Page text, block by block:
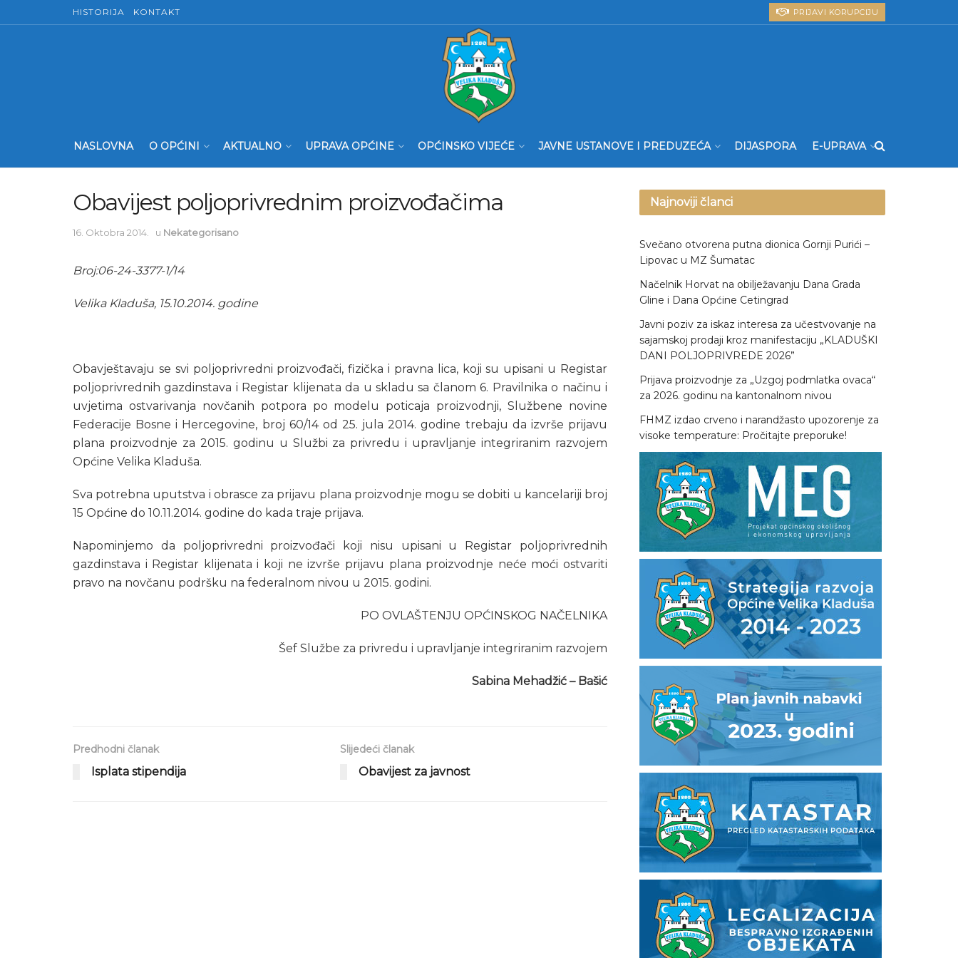
HISTORIJA KONTAKT PRIJAVI KORUPCIJU
NASLOVNA O OPĆINI AKTUALNO UPRAVA OPĆINE OPĆINSKO VIJEĆE JAVNE USTANOVE I PREDUZEĆA DIJASPORA E-UPRAVA
Obavijest poljoprivrednim proizvođačima
16. Oktobra 2014. u Nekategorisano
Broj:06-24-3377-1/14
Velika Kladuša, 15.10.2014. godine
Obavještavaju se svi poljoprivredni proizvođači, fizička i pravna lica, koji su upisani u Registar
poljoprivrednih gazdinstava i Registar klijenata da u skladu sa članom 6. Pravilnika o načinu i
uvjetima ostvarivanja novčanih potpora po modelu poticaja proizvodnji, Službene novine
Federacije Bosne i Hercegovine, broj 60/14 od 25. jula 2014. godine trebaju da izvrše prijavu
plana proizvodnje za 2015. godinu u Službi za privredu i upravljanje integriranim razvojem
Općine Velika Kladuša.
Sva potrebna uputstva i obrasce za prijavu plana proizvodnje mogu se dobiti u kancelariji broj
15 Općine do 10.11.2014. godine do kada traje prijava.
Napominjemo da poljoprivredni proizvođači koji nisu upisani u Registar poljoprivrednih
gazdinstava i Registar klijenata i koji ne izvrše prijavu plana proizvodnje neće moći ostvariti
pravo na novčanu podršku na federalnom nivou u 2015. godini.
PO OVLAŠTENJU OPĆINSKOG NAČELNIKA
Šef Službe za privredu i upravljanje integriranim razvojem
Sabina Mehadžić – Bašić
Predhodni članak
Isplata stipendija
Slijedeći članak
Obavijest za javnost
Najnoviji članci
Svečano otvorena putna dionica Gornji Purići –
Lipovac u MZ Šumatac
Načelnik Horvat na obilježavanju Dana Grada
Gline i Dana Općine Cetingrad
Javni poziv za iskaz interesa za učestvovanje na
sajamskoj prodaji kroz manifestaciju „KLADUŠKI
DANI POLJOPRIVREDE 2026”
Prijava proizvodnje za „Uzgoj podmlatka ovaca“
za 2026. godinu na kantonalnom nivou
FHMZ izdao crveno i narandžasto upozorenje za
visoke temperature: Pročitajte preporuke!